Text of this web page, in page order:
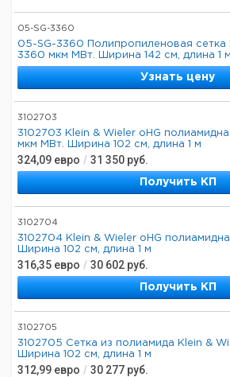
05-SG-3360
05-SG-3360 Полипропиленовая сетка
3360 мкм МВт. Ширина 142 см, длина 1 м
Узнать цену
3102703
3102703 Klein & Wieler oHG
мкм МВт. Ширина 102 см, длина 1 м
324,09 евро / 31 350 руб.
Получить КП
3102704
3102704 Klein & Wieler oHG
Ширина 102 см, длина 1 м
316,35 евро / 30 602 руб.
Получить КП
3102705
3102705 Сетка из полиамида Klein &
Ширина 102 см, длина 1 м
312,99 евро / 30 277 руб.